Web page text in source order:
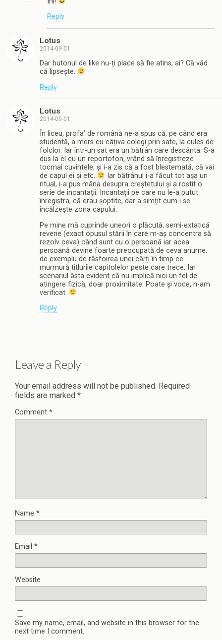
Reply
Lotus
2014-09-01
Dar butonul de like nu-ți place să fie atins, ai? Că văd
că lipsește.
Reply
Lotus
2014-09-01
În liceu, profa’ de română ne-a spus că, pe când era
studentă, a mers cu câțiva colegi prin sate, la cules de
folclor. Iar într-un sat era un bătrân care descânta. S-a
dus la el cu un reportofon, vrând să înregistreze
tocmai cuvintele, și i-a zis că a fost blestemată, că vai
de capul ei și etc.
Iar bătrânul i-a făcut tot așa un
ritual, i-a pus mâna desupra creștetului și a rostit o
serie de incantații. Incantații pe care nu le-a putut
înregistra, că erau șoptite, dar a simțit cum i se
încălzește zona capului.
Pe mine mă cuprinde uneori o plăcută, semi-extatică
reverie (exact opusul stării în care m-aș concentra să
rezolv ceva) când sunt cu o persoană iar acea
persoană devine foarte preocupată de ceva anume,
de exemplu de răsfoirea unei cărți în timp ce
murmură titlurile capitolelor peste care trece. Iar
scenariul ăsta evident că nu implică nici un fel de
atingere fizică, doar proximitate. Poate și voce, n-am
verificat.
Reply
Leave a Reply
Your email address will not be published. Required
fields are marked *
Comment *
Name *
Email *
Website
Save my name, email, and website in this browser for the
next time I comment.